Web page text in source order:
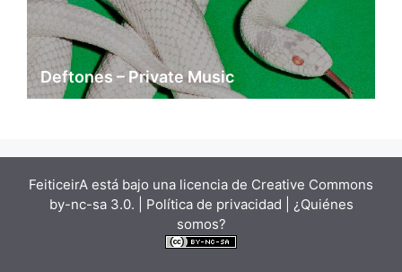
Deftones – Private Music
FeiticeirA está bajo una licencia de Creative Commons
by-nc-sa 3.0. | Política de privacidad | ¿Quiénes
somos?